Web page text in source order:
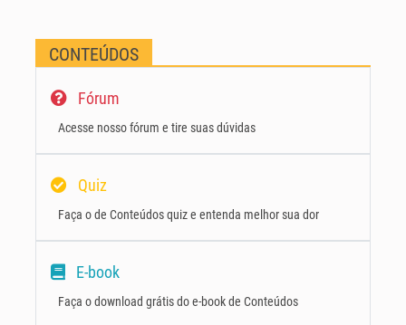
CONTEÚDOS
Fórum
Acesse nosso fórum e tire suas dúvidas
Quiz
Faça o de Conteúdos quiz e entenda melhor sua dor
E-book
Faça o download grátis do e-book de Conteúdos